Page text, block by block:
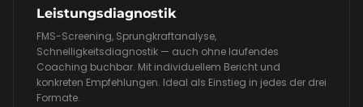
Leistungsdiagnostik
FMS-Screening, Sprungkraftanalyse,
Schnelligkeitsdiagnostik — auch ohne laufendes
Coaching buchbar. Mit individuellem Bericht und
konkreten Empfehlungen. Ideal als Einstieg in jedes der drei
Formate.